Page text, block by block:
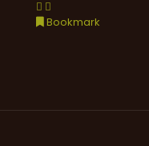
Bookmark